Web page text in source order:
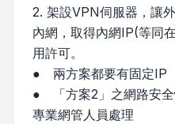
2. 架設VPN伺服器，讓
內網，取得內網IP(等同
用許可。
● 兩方案都要有固定IP
● 「方案2」之網路安全
專業網管人員處理